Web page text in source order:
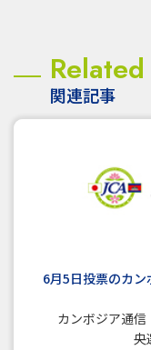
関連記事
6月5日投票のカ
カンボジア通
央